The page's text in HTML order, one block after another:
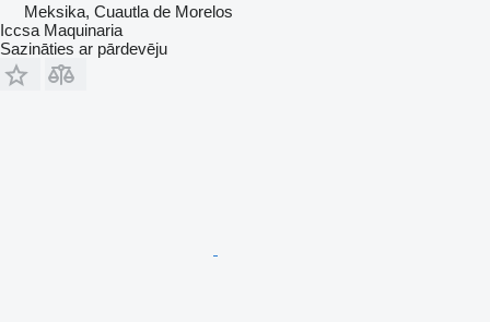
Meksika, Cuautla de Morelos
Iccsa Maquinaria
Sazināties ar pārdevēju